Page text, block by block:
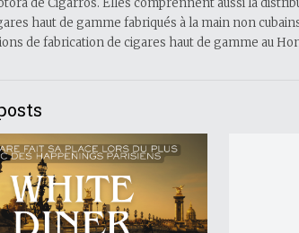
de Cigarros. Elles comprennent aussi la
haut de gamme fabriqués à la main non
de fabrication de cigares haut de gamme au